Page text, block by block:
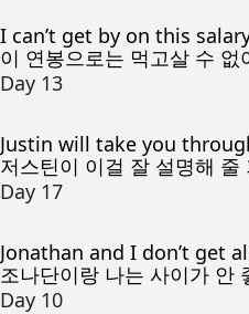
I can’t get by on this
이 연봉으로는 먹고살 수 없
Day 13
Justin will take you
저스틴이 이걸 잘 설명해 줄
Day 17
Jonathan and I don’t get
조나단이랑 나는 사이가 안
Day 10